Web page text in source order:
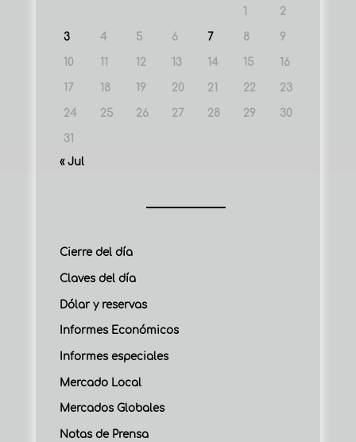
1 2
3 4 5 6 7 8 9
10 11 12 13 14 15 16
17 18 19 20 21 22 23
24 25 26 27 28 29 30
31
« Jul
Cierre del día
Claves del día
Dólar y reservas
Informes Económicos
Informes especiales
Mercado Local
Mercados Globales
Notas de Prensa